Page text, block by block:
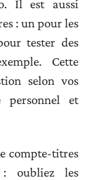
Il est aussi
: un pour les
tester des
Cette
selon vos
personnel et
compte-titres
: oubliez les